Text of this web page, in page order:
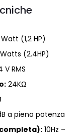
(1,2 HP)
(2.4HP)
V RMS
24KΩ
a piena potenza
10Hz –